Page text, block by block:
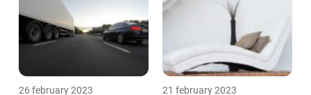
26 february 2023 21 february 2023